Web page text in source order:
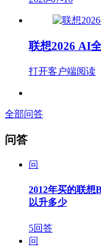
联想2026 AI
打开客户端阅读
全部问答
问答
问
2012年买的联想
以升多少
5回答
问